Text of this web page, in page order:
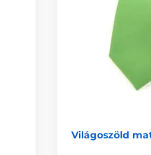
Világoszöld